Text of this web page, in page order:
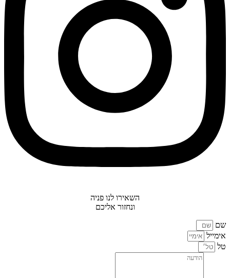
השאירו לנו פניה
ונחזור אליכם
שם
אימייל
טל